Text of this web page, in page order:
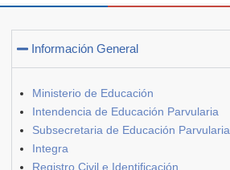
Información General
Ministerio de Educación
Intendencia de Educación Parvularia
Subsecretaria de Educación Parvularia
Integra
Registro Civil e Identificación